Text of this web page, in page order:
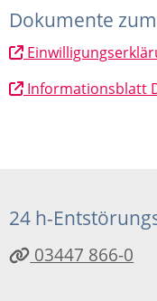
Dokumente
Informationsblatt
24 h-
03447 866-0